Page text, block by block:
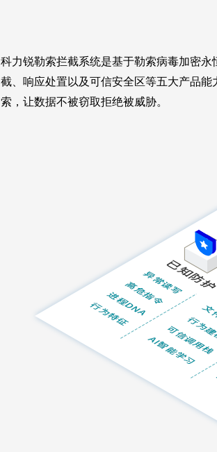
科力锐勒索拦截系统是基于勒索病毒加密
截、响应处置以及可信安全区等五大产品
索，让数据不被窃取拒绝被威胁。